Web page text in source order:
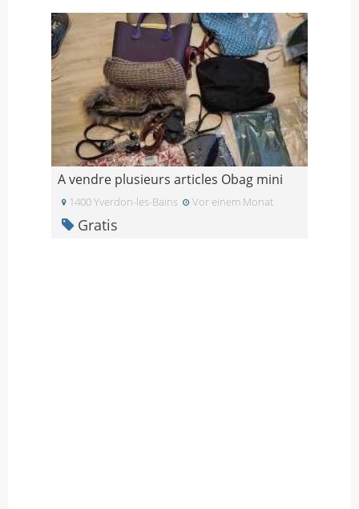
A vendre plusieurs articles Obag mini
1400 Yverdon-les-Bains Vor einem Monat
Gratis